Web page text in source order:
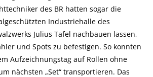
des BR hatten sogar die
Industriehalle des
Julius Tafel nachbauen lassen,
und Spots zu befestigen. So konnten
Aufzeichnungstag auf Rollen ohne
nächsten „Set“ transportieren. Das